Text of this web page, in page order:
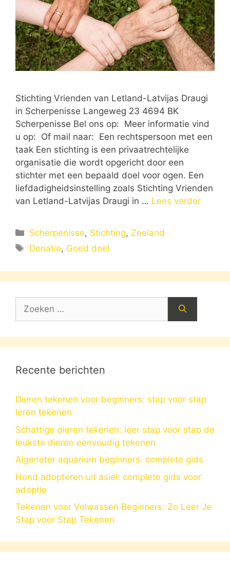
Stichting Vrienden van Letland-Latvijas Draugi
in Scherpenisse Langeweg 23 4694 BK
Scherpenisse Bel ons op: Meer informatie vind
u op: Of mail naar: Een rechtspersoon met een
taak Een stichting is een privaatrechtelijke
organisatie die wordt opgericht door een
stichter met een bepaald doel voor ogen. Een
liefdadigheidsinstelling zoals Stichting Vrienden
van Letland-Latvijas Draugi in … Lees verder
Categorieën
Scherpenisse, Stichting, Zeeland
Tags
Donatie, Goed doel
Zoek
Recente berichten
Dieren tekenen voor beginners: stap voor stap
leren tekenen
Schattige dieren tekenen: leer stap voor stap de
leukste dieren eenvoudig tekenen
Algeneter aquarium beginners: complete gids
Hond adopteren uit asiel: complete gids voor
adoptie
Tekenen voor Volwassen Beginners: Zo Leer Je
Stap voor Stap Tekenen